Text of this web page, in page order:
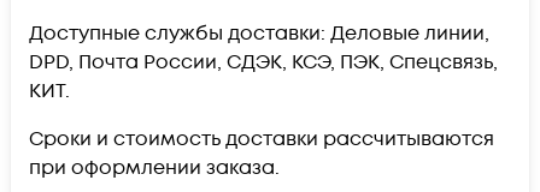
Доступные службы доставки: Деловые линии,
DPD, Почта России, СДЭК, КСЭ, ПЭК, Спецсвязь,
КИТ.
Сроки и стоимость доставки рассчитываются
при оформлении заказа.